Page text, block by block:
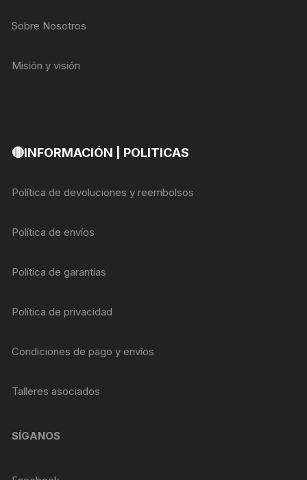
Sobre Nosotros
Misión y visión
🔴INFORMACIÓN | POLITICAS
Política de devoluciones y reembolsos
Política de envíos
Política de garantías
Política de privacidad
Condiciones de pago y envíos
Talleres asociados
SÍGANOS